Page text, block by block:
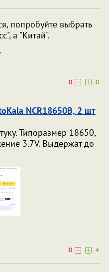
попробуйте выбрать
а "Китай".
0
0
NCR18650B, 2 шт
Типоразмер 18650,
3.7V. Выдержат до
0
4